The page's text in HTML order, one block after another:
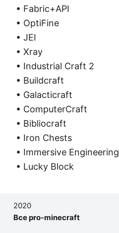
• Fabric+API
• OptiFine
• JEI
• Xray
• Industrial Craft 2
• Buildcraft
• Galacticraft
• ComputerCraft
• Bibliocraft
• Iron Chests
• Immersive Engineering
• Lucky Block
2020
Все pro-minecraft